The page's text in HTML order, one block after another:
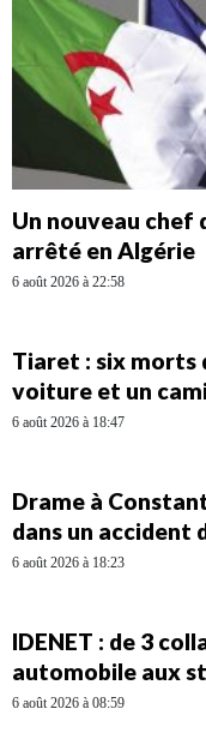
Un nouveau chef
arrêté en Algérie
6 août 2026 à 22:58
Tiaret : six morts
voiture et un
6 août 2026 à 18:47
Drame à
dans un accident
6 août 2026 à 18:23
IDENET : de 3
automobile aux
6 août 2026 à 08:59